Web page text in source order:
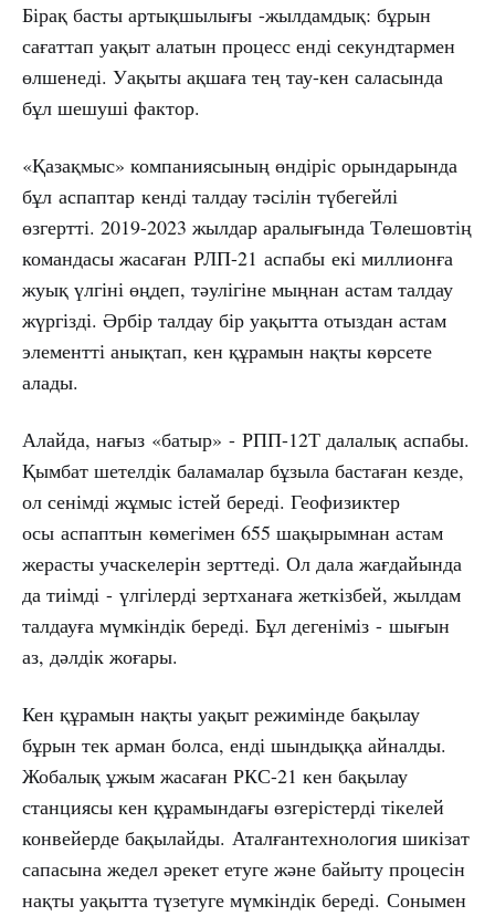
Бірақ басты артықшылығы -жылдамдық: бұрын
сағаттап уақыт алатын процесс енді секундтармен
өлшенеді. Уақыты ақшаға тең тау-кен саласында
бұл шешуші фактор.
«Қазақмыс» компаниясының өндіріс орындарында
бұл аспаптар кенді талдау тәсілін түбегейлі
өзгертті. 2019-2023 жылдар аралығында Төлешовтің
командасы жасаған РЛП-21 аспабы екі миллионға
жуық үлгіні өңдеп, тәулігіне мыңнан астам талдау
жүргізді. Әрбір талдау бір уақытта отыздан астам
элементті анықтап, кен құрамын нақты көрсете
алады.
Алайда, нағыз «батыр» - РПП-12Т далалық аспабы.
Қымбат шетелдік баламалар бұзыла бастаған кезде,
ол сенімді жұмыс істей береді. Геофизиктер
осы аспаптын көмегімен 655 шақырымнан астам
жерасты учаскелерін зерттеді. Ол дала жағдайында
да тиімді - үлгілерді зертханаға жеткізбей, жылдам
талдауға мүмкіндік береді. Бұл дегеніміз - шығын
аз, дәлдік жоғары.
Кен құрамын нақты уақыт режимінде бақылау
бұрын тек арман болса, енді шындыққа айналды.
Жобалық ұжым жасаған РКС-21 кен бақылау
станциясы кен құрамындағы өзгерістерді тікелей
конвейерде бақылайды. Аталғантехнология шикізат
сапасына жедел әрекет етуге және байыту процесін
нақты уақытта түзетуге мүмкіндік береді. Сонымен